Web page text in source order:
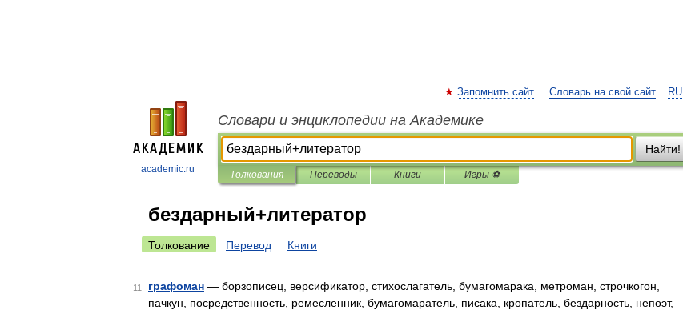
academic.ru
RU
Запомнить сайт Словарь на свой сайт
Словари и энциклопедии на Академике
Найти!
Толкования Переводы Книги Игры ⚽
бездарный+литератор
Толкование Перевод Книги
11 графоман — борзописец, версификатор, стихослагатель, бумагомарака, метроман, строчкогон,
пачкун, посредственность, ремесленник, бумагомаратель, писака, кропатель, бездарность, непоэт,